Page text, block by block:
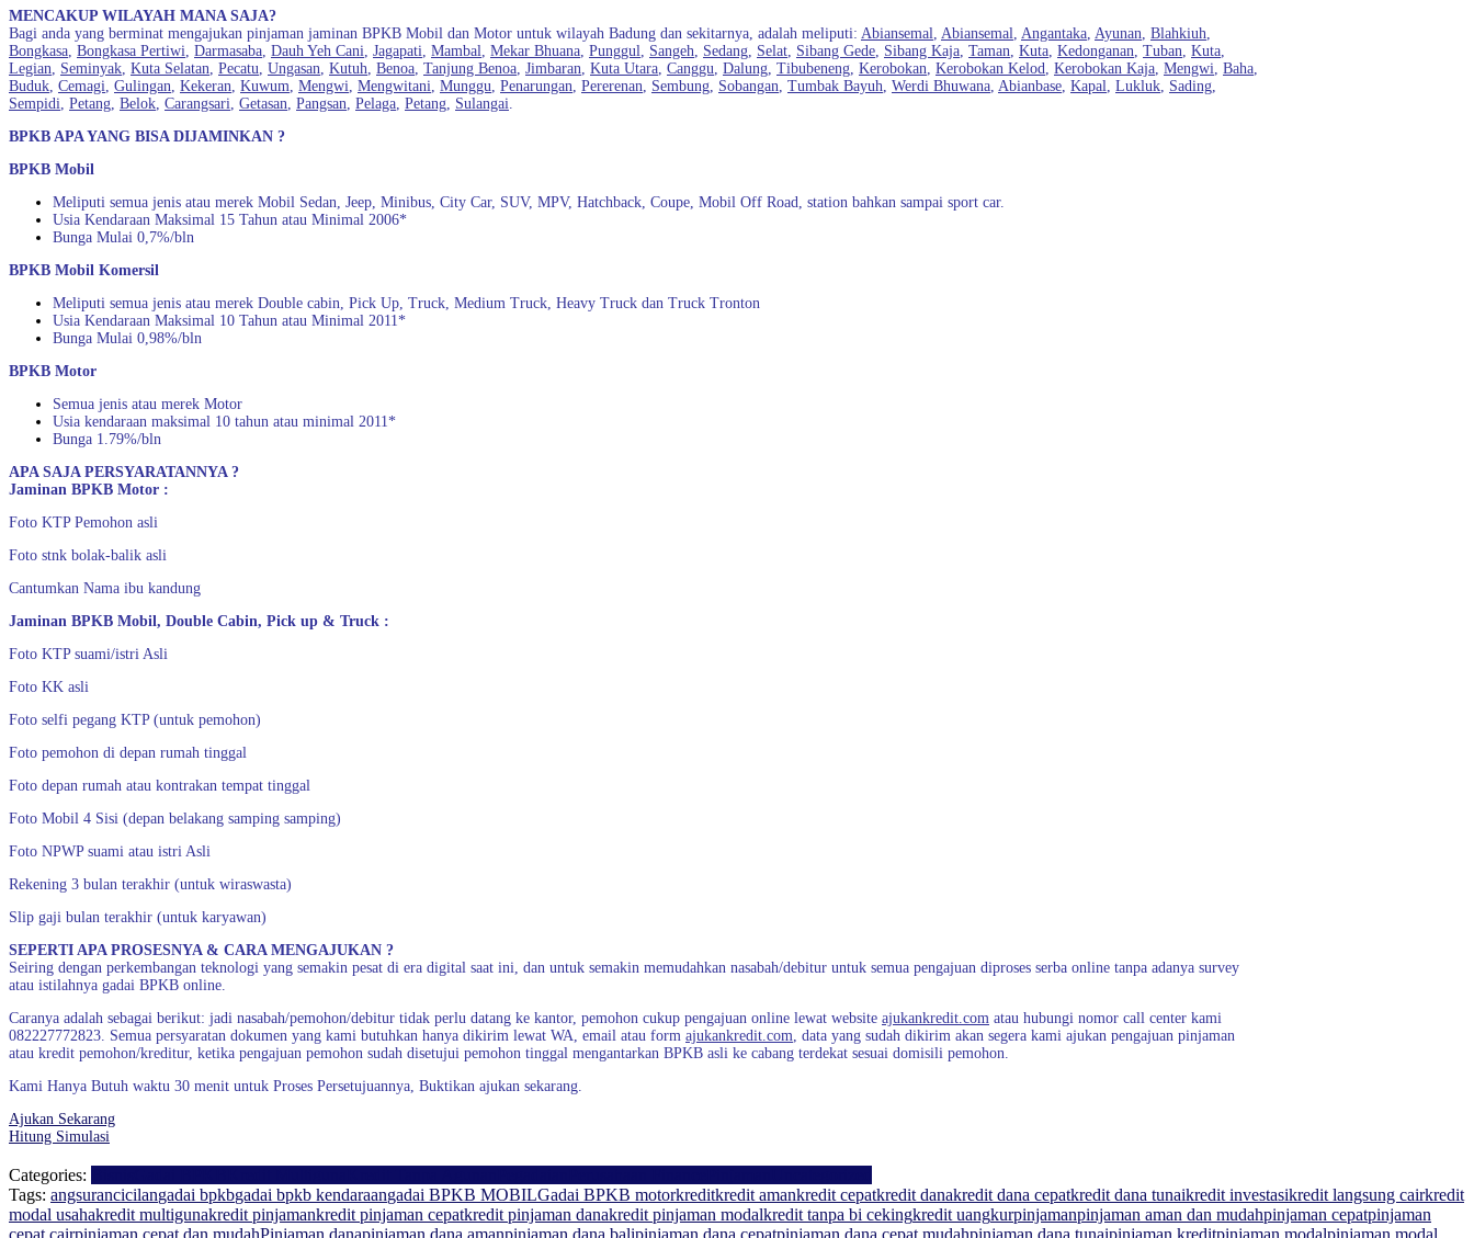
MENCAKUP WILAYAH MANA SAJA?
Bagi anda yang berminat mengajukan pinjaman jaminan BPKB Mobil dan Motor untuk wilayah Badung dan sekitarnya, adalah meliputi: Abiansemal, Abiansemal, Angantaka, Ayunan, Blahkiuh,
Bongkasa, Bongkasa Pertiwi, Darmasaba, Dauh Yeh Cani, Jagapati, Mambal, Mekar Bhuana, Punggul, Sangeh, Sedang, Selat, Sibang Gede, Sibang Kaja, Taman, Kuta, Kedonganan, Tuban, Kuta,
Legian, Seminyak, Kuta Selatan, Pecatu, Ungasan, Kutuh, Benoa, Tanjung Benoa, Jimbaran, Kuta Utara, Canggu, Dalung, Tibubeneng, Kerobokan, Kerobokan Kelod, Kerobokan Kaja, Mengwi, Baha,
Buduk, Cemagi, Gulingan, Kekeran, Kuwum, Mengwi, Mengwitani, Munggu, Penarungan, Pererenan, Sembung, Sobangan, Tumbak Bayuh, Werdi Bhuwana, Abianbase, Kapal, Lukluk, Sading,
Sempidi, Petang, Belok, Carangsari, Getasan, Pangsan, Pelaga, Petang, Sulangai.
BPKB APA YANG BISA DIJAMINKAN ?
BPKB Mobil
Meliputi semua jenis atau merek Mobil Sedan, Jeep, Minibus, City Car, SUV, MPV, Hatchback, Coupe, Mobil Off Road, station bahkan sampai sport car.
Usia Kendaraan Maksimal 15 Tahun atau Minimal 2006*
Bunga Mulai 0,7%/bln
BPKB Mobil Komersil
Meliputi semua jenis atau merek Double cabin, Pick Up, Truck, Medium Truck, Heavy Truck dan Truck Tronton
Usia Kendaraan Maksimal 10 Tahun atau Minimal 2011*
Bunga Mulai 0,98%/bln
BPKB Motor
Semua jenis atau merek Motor
Usia kendaraan maksimal 10 tahun atau minimal 2011*
Bunga 1.79%/bln
APA SAJA PERSYARATANNYA ?
Jaminan BPKB Motor :
Foto KTP Pemohon asli
Foto stnk bolak-balik asli
Cantumkan Nama ibu kandung
Jaminan BPKB Mobil, Double Cabin, Pick up & Truck :
Foto KTP suami/istri Asli
Foto KK asli
Foto selfi pegang KTP (untuk pemohon)
Foto pemohon di depan rumah tinggal
Foto depan rumah atau kontrakan tempat tinggal
Foto Mobil 4 Sisi (depan belakang samping samping)
Foto NPWP suami atau istri Asli
Rekening 3 bulan terakhir (untuk wiraswasta)
Slip gaji bulan terakhir (untuk karyawan)
SEPERTI APA PROSESNYA & CARA MENGAJUKAN ?
Seiring dengan perkembangan teknologi yang semakin pesat di era digital saat ini, dan untuk semakin memudahkan nasabah/debitur untuk semua pengajuan diproses serba online tanpa adanya survey
atau istilahnya gadai BPKB online.
Caranya adalah sebagai berikut: jadi nasabah/pemohon/debitur tidak perlu datang ke kantor, pemohon cukup pengajuan online lewat website ajukankredit.com atau hubungi nomor call center kami
082227772823. Semua persyaratan dokumen yang kami butuhkan hanya dikirim lewat WA, email atau form ajukankredit.com, data yang sudah dikirim akan segera kami ajukan pengajuan pinjaman
atau kredit pemohon/kreditur, ketika pengajuan pemohon sudah disetujui pemohon tinggal mengantarkan BPKB asli ke cabang terdekat sesuai domisili pemohon.
Kami Hanya Butuh waktu 30 menit untuk Proses Persetujuannya, Buktikan ajukan sekarang.
Ajukan Sekarang
Hitung Simulasi
Categories:
Tags: angsurancicilangadai bpkbgadai bpkb kendaraangadai BPKB MOBILGadai BPKB motorkreditkredit amankredit cepatkredit danakredit dana cepatkredit dana tunaikredit investasikredit langsung cairkredit
modal usahakredit multigunakredit pinjamankredit pinjaman cepatkredit pinjaman danakredit pinjaman modalkredit tanpa bi cekingkredit uangkurpinjamanpinjaman aman dan mudahpinjaman cepatpinjaman
cepat cairpinjaman cepat dan mudahPinjaman danapinjaman dana amanpinjaman dana balipinjaman dana cepatpinjaman dana cepat mudahpinjaman dana tunaipinjaman kreditpinjaman modalpinjaman modal